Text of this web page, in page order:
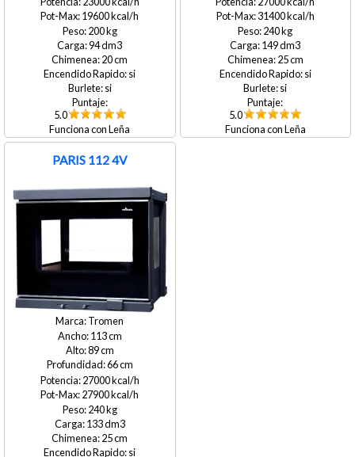
19600
200
94
20
si
si
5.0
Leña
31400
240
149
25
si
si
5.0
Leña
PARIS 112 4V
Tromen
113
89
66
27000
27900
240
133
25
si